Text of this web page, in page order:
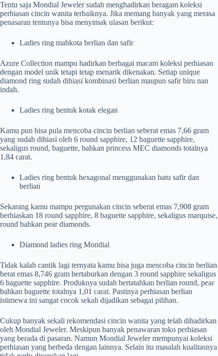
Tentu saja Mondial Jeweler sudah menghadirkan beragam koleksi
perhiasan cincin wanita terbaiknya. Jika memang banyak yang merasa
penasaran tentunya bisa menyimak ulasan berikut:
Ladies ring mahkota berlian dan safir
Azure Collection mampu hadirkan berbagai macam koleksi perhiasan
dengan model unik tetapi tetap menarik dikenakan. Setiap unique
diamond ring sudah dihiasi kombinasi berlian maupun safir biru nan
indah.
Ladies ring bentuk kotak elegan
Kamu pun bisa pula mencoba cincin berlian seberat emas 7,66 gram
yang sudah dihiasi oleh 6 round sapphire, 12 baguette sapphire,
sekaligus round, baguette, bahkan princess MEC diamonds totalnya
1,84 carat.
Ladies ring bentuk hexagonal menggunakan batu safir dan
berlian
Sekarang kamu mampu pergunakan cincin seberat emas 7,908 gram
berhiaskan 18 round sapphire, 8 baguette sapphire, sekaligus marquise,
round bahkan pear diamonds.
Diamond ladies ring Mondial
Tidak kalah cantik lagi ternyata kamu bisa juga mencoba cincin berlian
berat emas 8,746 gram bertaburkan dengan 3 round sapphire sekaligus
6 baguette sapphire. Produknya sudah bertatahkan berlian round, pear
bahkan baguette totalnya 1,01 carat. Pastinya perhiasan berlian
istimewa ini sangat cocok sekali dijadikan sebagai pilihan.
Cukup banyak sekali rekomendasi cincin wanita yang telah dihadirkan
oleh Mondial Jeweler. Meskipun banyak penawaran toko perhiasan
yang berada di pasaran. Namun Mondial Jeweler mempunyai koleksi
perhiasan yang berbeda dengan lainnya. Selain itu masalah kualitasnya